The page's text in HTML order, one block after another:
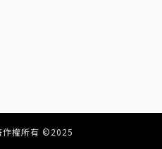
作權所有 ©2025